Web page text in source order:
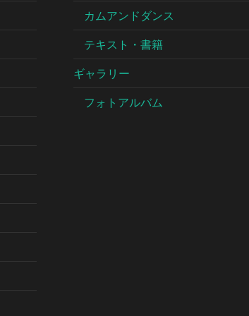
カムアンドダンス
テキスト・書籍
ギャラリー
フォトアルバム